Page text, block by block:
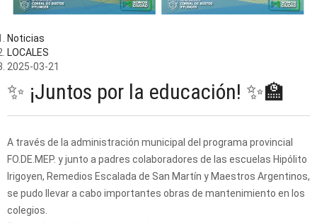
Noticias
LOCALES
2025-03-21
✨ ¡Juntos por la educación! ✨🏫
A través de la administración municipal del programa provincial
FO.DE.MEP. y junto a padres colaboradores de las escuelas Hipólito
Irigoyen, Remedios Escalada de San Martín y Maestros Argentinos,
se pudo llevar a cabo importantes obras de mantenimiento en los
colegios.